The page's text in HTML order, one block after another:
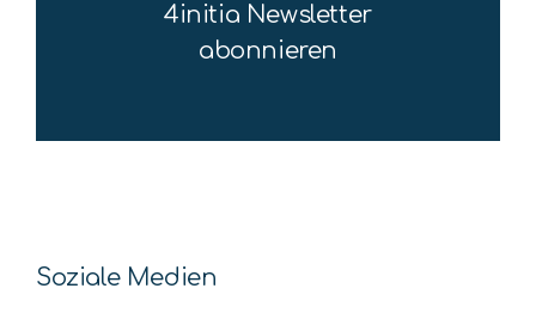
4initia Newsletter
abonnieren
Soziale Medien